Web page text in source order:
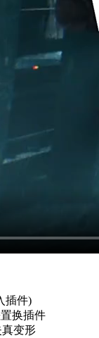
插件)
换插件
真变形